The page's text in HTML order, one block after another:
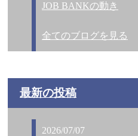
JOB BANKの動き
全てのブログを見る
最新の投稿
2026/07/07